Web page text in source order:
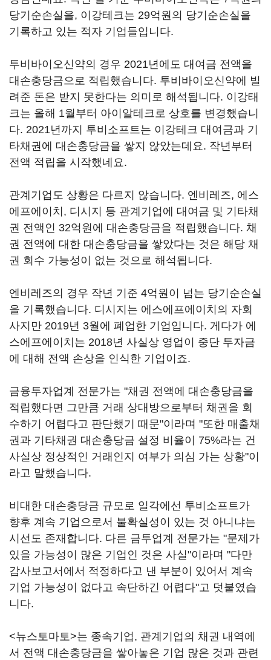
당기순손실을, 이강테크는 29억원의 당기순손실을
기록하고 있는 적자 기업들입니다.
투비바이오신약의 경우 2021년에도 대여금 전액을
대손충당금으로 적립했습니다. 투비바이오신약에 빌
려준 돈은 받지 못한다는 의미로 해석됩니다. 이강태
크는 올해 1월부터 아이알테크로 상호를 변경했습니
다. 2021년까지 투비소프트는 이강테크 대여금과 기
타채권에 대손충당금을 쌓지 않았는데요. 작년부터
전액 적립을 시작했네요.
관계기업도 상황은 다르지 않습니다. 엔비레즈, 에스
에프에이치, 디시지 등 관계기업에 대여금 및 기타채
권 전액인 32억원에 대손충당금을 적립했습니다. 채
권 전액에 대한 대손충당금을 쌓았다는 것은 해당 채
권 회수 가능성이 없는 것으로 해석됩니다.
엔비레즈의 경우 작년 기준 4억원이 넘는 당기순손실
을 기록했습니다. 디시지는 에스에프에이치의 자회
사지만 2019년 3월에 폐업한 기업입니다. 게다가 에
스에프에이치는 2018년 사실상 영업이 중단 투자금
에 대해 전액 손상을 인식한 기업이죠.
금융투자업계 전문가는 "채권 전액에 대손충당금을
적립했다면 그만큼 거래 상대방으로부터 채권을 회
수하기 어렵다고 판단했기 때문"이라며 "또한 매출채
권과 기타채권 대손충당금 설정 비율이 75%라는 건
사실상 정상적인 거래인지 여부가 의심 가는 상황"이
라고 말했습니다.
비대한 대손충당금 규모로 일각에선 투비소프트가
향후 계속 기업으로서 불확실성이 있는 것 아니냐는
시선도 존재합니다. 다른 금투업계 전문가는 "문제가
있을 가능성이 많은 기업인 것은 사실"이라며 "다만
감사보고서에서 적정하다고 낸 부분이 있어서 계속
기업 가능성이 없다고 속단하긴 어렵다"고 덧붙였습
니다.
<뉴스토마토>는 종속기업, 관계기업의 채권 내역에
서 전액 대손충당금을 쌓아놓은 기업 많은 것과 관련